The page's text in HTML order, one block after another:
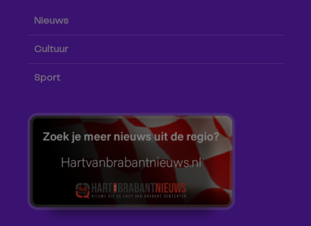
Nieuws
Cultuur
Sport